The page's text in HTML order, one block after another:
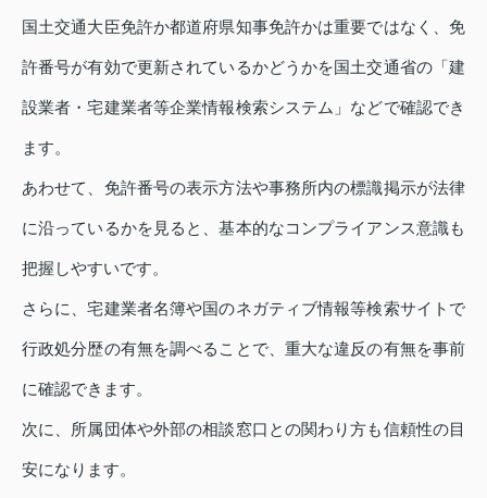
国土交通大臣免許か都道府県知事免許かは重要ではなく、免
許番号が有効で更新されているかどうかを国土交通省の「建
設業者・宅建業者等企業情報検索システム」などで確認でき
ます。
あわせて、免許番号の表示方法や事務所内の標識掲示が法律
に沿っているかを見ると、基本的なコンプライアンス意識も
把握しやすいです。
さらに、宅建業者名簿や国のネガティブ情報等検索サイトで
行政処分歴の有無を調べることで、重大な違反の有無を事前
に確認できます。
次に、所属団体や外部の相談窓口との関わり方も信頼性の目
安になります。